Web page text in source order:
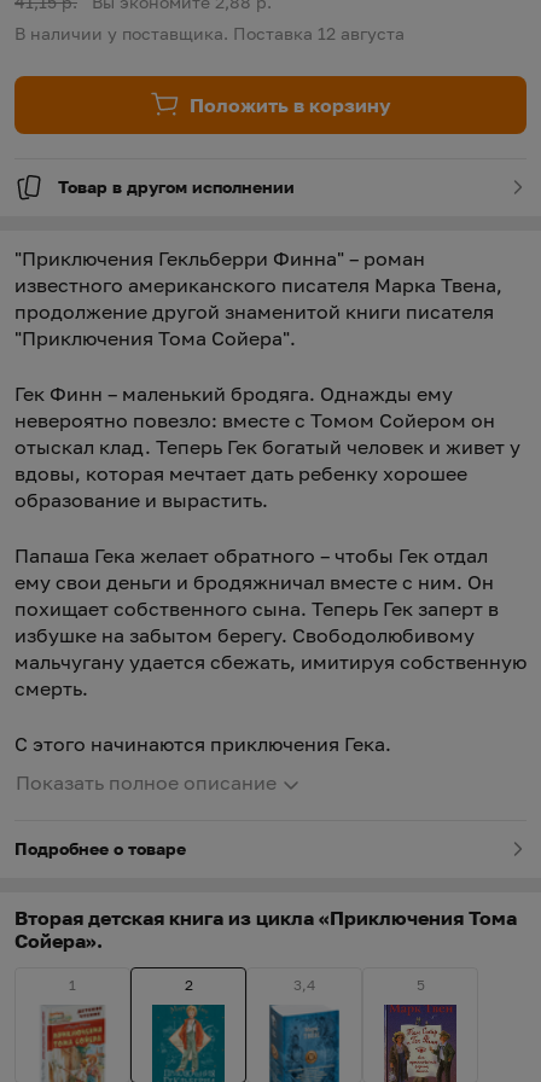
В наличии у поставщика. Поставка 12 августа
Положить в корзину
Товар в другом исполнении
"Приключения Гекльберри Финна" – роман
известного американского писателя Марка Твена,
продолжение другой знаменитой книги писателя
"Приключения Тома Сойера".
Гек Финн – маленький бродяга. Однажды ему
невероятно повезло: вместе с Томом Сойером он
отыскал клад. Теперь Гек богатый человек и живет у
вдовы, которая мечтает дать ребенку хорошее
образование и вырастить.
Папаша Гека желает обратного – чтобы Гек отдал
ему свои деньги и бродяжничал вместе с ним. Он
похищает собственного сына. Теперь Гек заперт в
избушке на забытом берегу. Свободолюбивому
мальчугану удается сбежать, имитируя собственную
смерть.
С этого начинаются приключения Гека.
Показать полное описание
Подробнее о товаре
Вторая детская книга из цикла «Приключения Тома
Сойера».
1 2 3,4 5